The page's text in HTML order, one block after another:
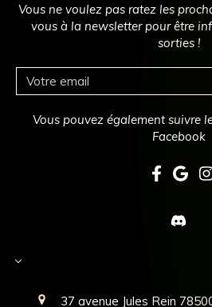
Vous ne voulez pas ratez les
vous à la newsletter pour être
sorties !
Votre email
Vous pouvez également suivre
Facebook
Select Language
37 avenue Jules Rein